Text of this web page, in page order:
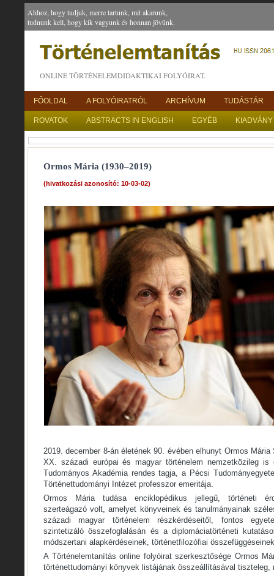
Ahhoz, hogy tudjuk, merre tartunk, mit akarunk,
tudnunk kell, hogy kik vagyunk és honnan jövünk.
ONLINE TÖRTÉNELEMDIDAKTIKAI FOLYÓIRAT.
FŐOLDAL A FOLYÓIRATRÓL ARCHÍVUM TUDÁSTÁR
ROVATOK ABSTRACTS IN ENGLISH EGYÉB
Ormos Mária (1930–2019)
(hivatkozási azonosító: 10-03-02)
2019. december 8-án életének 90. évében elhunyt Ormos
XX. századi európai és magyar történelem nemzetközileg is
Tudományos Akadémia rendes tagja, a Pécsi
Történettudományi Intézet professzor emeritája.
Ormos Mária tudása enciklopédikus jellegű, történeti
szerteágazó volt, amelyet könyveinek és tanulmányainak
századi magyar történelem részkérdéseitől, fontos
szintetizáló összefoglalásán és a diplomáciatörténeti
módszertani alapkérdéseinek, történetfilozófiai
A Történelemtanítás online folyóirat szerkesztősége Ormos
történettudományi könyvek listájának összeállításával tiszteleg,